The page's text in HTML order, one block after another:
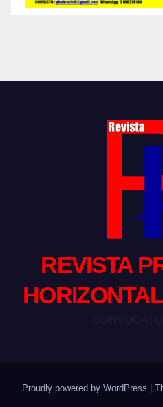
REVISTA
Proudly powered by WordPress